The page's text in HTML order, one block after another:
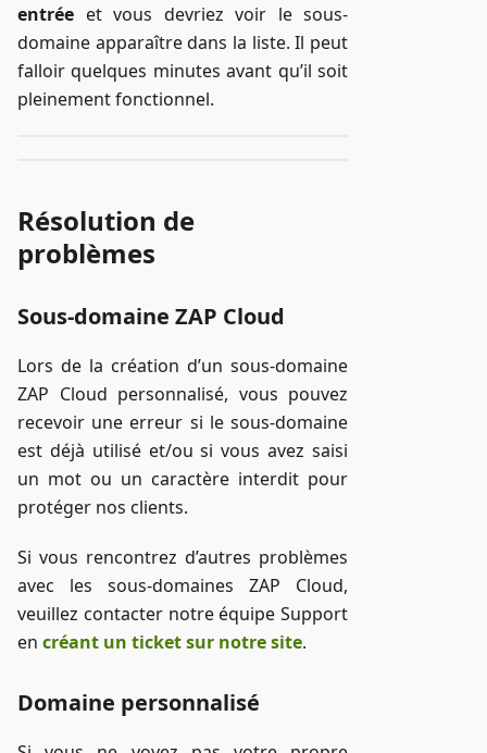
entrée et vous devriez voir le sous-
domaine apparaître dans la liste. Il peut
falloir quelques minutes avant qu’il soit
pleinement fonctionnel.
Résolution de
problèmes
Sous-domaine ZAP Cloud
Lors de la création d’un sous-domaine
ZAP Cloud personnalisé, vous pouvez
recevoir une erreur si le sous-domaine
est déjà utilisé et/ou si vous avez saisi
un mot ou un caractère interdit pour
protéger nos clients.
Si vous rencontrez d’autres problèmes
avec les sous-domaines ZAP Cloud,
veuillez contacter notre équipe Support
en créant un ticket sur notre site.
Domaine personnalisé